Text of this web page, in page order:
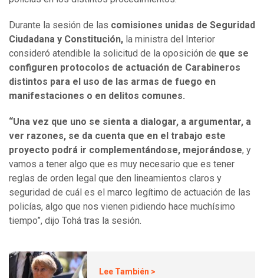
Durante la sesión de las comisiones unidas de Seguridad
Ciudadana y Constitución, la ministra del Interior
consideró atendible la solicitud de la oposición de que se
configuren protocolos de actuación de Carabineros
distintos para el uso de las armas de fuego en
manifestaciones o en delitos comunes.
“Una vez que uno se sienta a dialogar, a argumentar, a
ver razones, se da cuenta que en el trabajo este
proyecto podrá ir complementándose, mejorándose, y
vamos a tener algo que es muy necesario que es tener
reglas de orden legal que den lineamientos claros y
seguridad de cuál es el marco legítimo de actuación de las
policías, algo que nos vienen pidiendo hace muchísimo
tiempo”, dijo Tohá tras la sesión.
Lee También >